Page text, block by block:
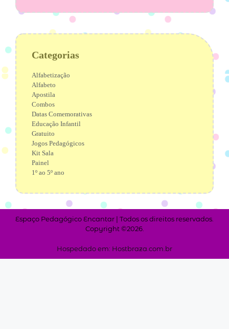
Categorias
Alfabetização
Alfabeto
Apostila
Combos
Datas Comemorativas
Educação Infantil
Gratuito
Jogos Pedagógicos
Kit Sala
Painel
1º ao 5º ano
Espaço Pedagógico Encantar | Todos os direitos reservados.
Copyright ©2026.
Hospedado em: Hostbraza.com.br